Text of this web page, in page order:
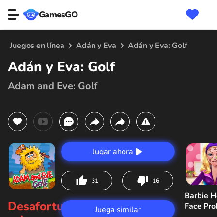
GamesGO
Juegos en línea Adán y Eva Adán y Eva: Golf
Adán y Eva: Golf
Adam and Eve: Golf
Jugar ahora
31 16
Desafortunadamente,
Juega similar
Barbie
Face